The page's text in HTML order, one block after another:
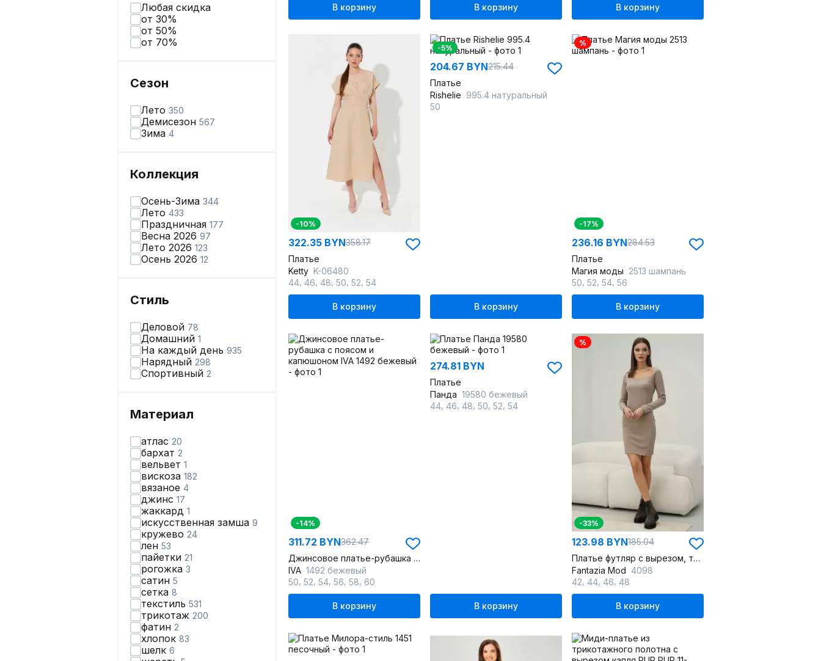
Любая скидка
от 30%
от 50%
от 70%
Сезон
Лето 350
Демисезон 567
Зима 4
Коллекция
Осень-Зима 344
Лето 433
Праздничная 177
Весна 2026 97
Лето 2026 123
Осень 2026 12
Стиль
Деловой 78
Домашний 1
На каждый день 935
Нарядный 298
Спортивный 2
Материал
атлас 20
бархат 2
вельвет 1
вискоза 182
вязаное 4
джинс 17
жаккард 1
искусственная замша 9
кружево 24
лен 53
пайетки 21
рогожка 3
сатин 5
сетка 8
текстиль 531
трикотаж 200
фатин 2
хлопок 83
шелк 6
В корзину В корзину В корзину
-10%
322.35 BYN358.17
Платье
Ketty K-06480
44 46 48 50 52 54
В корзину
-5%
204.67 BYN215.44
Платье
Rishelie 995.4 натуральный
50
В корзину
%
-17%
236.16 BYN284.53
Платье
Магия моды 2513 шампань
50 52 54 56
В корзину
-14%
311.72 BYN362.47
Джинсовое платье-рубашка с поясом и капюшоном
IVA 1492 бежевый
50 52 54 56 58 60
В корзину
274.81 BYN
Платье
Панда 19580 бежевый
44 46 48 50 52 54
В корзину
%
-33%
123.98 BYN185.04
Платье футляр с вырезом, трикотажное, на каждый день
Fantazia Mod 4098
42 44 46 48
В корзину